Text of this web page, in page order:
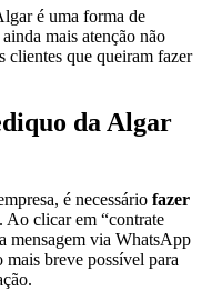
é uma forma de
mais atenção não
clientes que queiram fazer
da Algar
é necessário fazer
. Ao clicar em “contrate
mensagem via WhatsApp
mais breve possível para